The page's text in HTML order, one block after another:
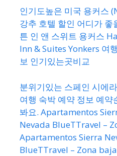
인기도높은 미국 용커스
강추 호텔 할인 어디가 좋
튼 인 앤 스위트 용커스
Inn & Suites Yonkers 여
보 인기있는곳비교
분위기있는 스페인 시에
여행 숙박 예약 정보 예약
봐요. Apartamentos
Nevada BlueTTravel –
Apartamentos Sierra
BlueTTravel – Zona baja